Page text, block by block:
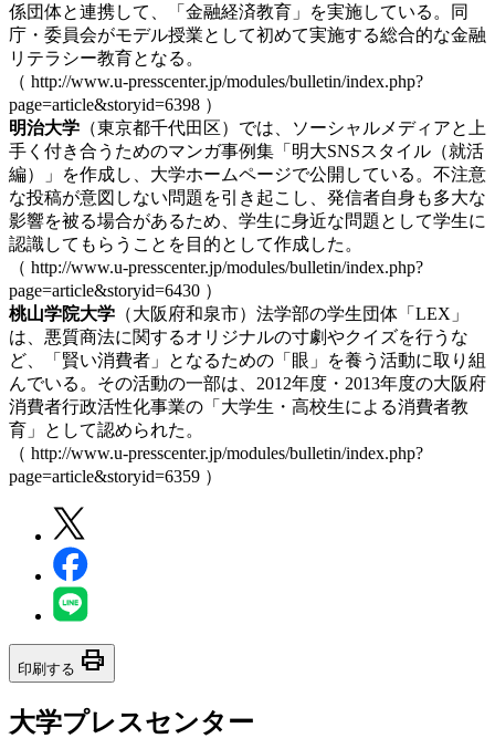
係団体と連携して、「金融経済教育」を実施している。同
庁・委員会がモデル授業として初めて実施する総合的な金融
リテラシー教育となる。
（ http://www.u-presscenter.jp/modules/bulletin/index.php?
page=article&storyid=6398 ）
明治大学 （東京都千代田区）では、ソーシャルメディアと上
手く付き合うためのマンガ事例集「明大SNSスタイル（就活
編）」を作成し、大学ホームページで公開している。不注意
な投稿が意図しない問題を引き起こし、発信者自身も多大な
影響を被る場合があるため、学生に身近な問題として学生に
認識してもらうことを目的として作成した。
（ http://www.u-presscenter.jp/modules/bulletin/index.php?
page=article&storyid=6430 ）
桃山学院大学 （大阪府和泉市）法学部の学生団体「LEX」
は、悪質商法に関するオリジナルの寸劇やクイズを行うな
ど、「賢い消費者」となるための「眼」を養う活動に取り組
んでいる。その活動の一部は、2012年度・2013年度の大阪府
消費者行政活性化事業の「大学生・高校生による消費者教
育」として認められた。
（ http://www.u-presscenter.jp/modules/bulletin/index.php?
page=article&storyid=6359 ）
印刷する print
大学プレスセンター